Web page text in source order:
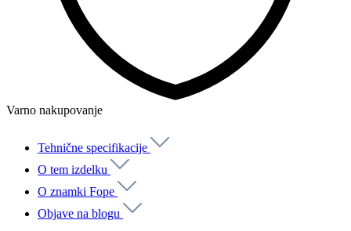
Varno nakupovanje
Tehnične specifikacije
O tem izdelku
O znamki Fope
Objave na blogu